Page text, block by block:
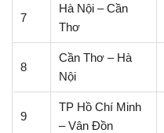
7
Hà Nội – Cần
Thơ
8
Cần Thơ – Hà
Nội
9
TP Hồ Chí Minh
– Vân Đồn